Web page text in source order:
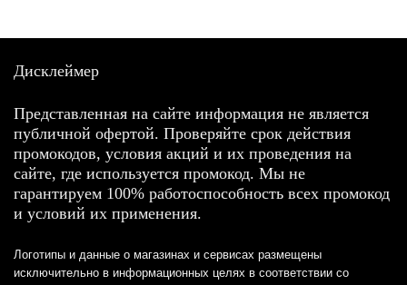
Дисклеймер
Представленная на сайте информация не является
публичной офертой. Проверяйте срок действия
промокодов, условия акций и их проведения на
сайте, где используется промокод. Мы не
гарантируем 100% работоспособность всех промокод
и условий их применения.
Логотипы и данные о магазинах и сервисах размещены
исключительно в информационных целях в соответствии со